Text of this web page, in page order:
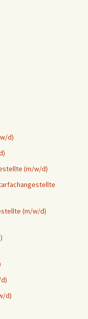
d)
(m/w/d)
(m/w/d)
d)